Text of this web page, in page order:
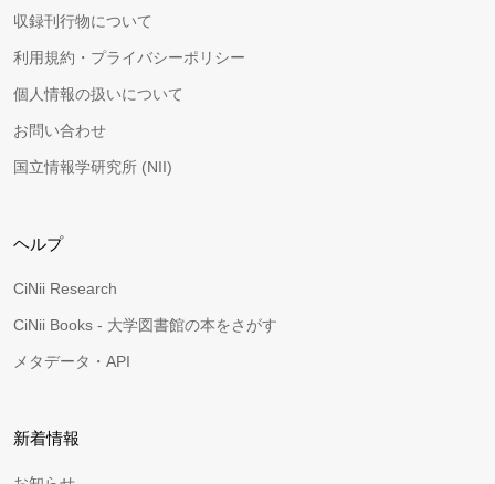
収録刊行物について
利用規約・プライバシーポリシー
個人情報の扱いについて
お問い合わせ
国立情報学研究所 (NII)
ヘルプ
CiNii Research
CiNii Books - 大学図書館の本をさがす
メタデータ・API
新着情報